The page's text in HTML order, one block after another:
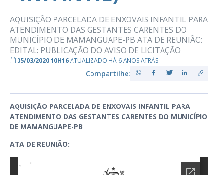
AQUISIÇÃO PARCELADA DE ENXOVAIS INFANTIL PARA
ATENDIMENTO DAS GESTANTES CARENTES DO
MUNICÍPIO DE MAMANGUAPE-PB ATA DE REUNIÃO:
EDITAL: PUBLICAÇÃO DO AVISO DE LICITAÇÃO
05/03/2020 10H16ATUALIZADO HÁ 6 ANOS ATRÁS
Compartilhe:
AQUISIÇÃO PARCELADA DE ENXOVAIS INFANTIL PARA
ATENDIMENTO DAS GESTANTES CARENTES DO MUNICÍPIO
DE MAMANGUAPE-PB
ATA DE REUNIÃO: